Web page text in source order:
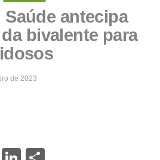
Saúde antecipa
bivalente para
idosos
de 2023